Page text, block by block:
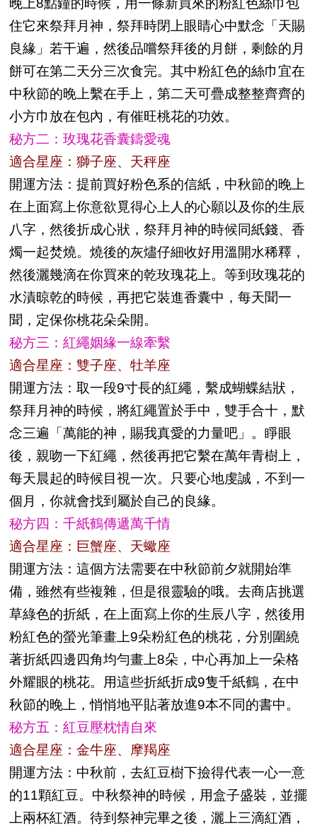
晚上8點鐘的時候，用一條新買來的粉紅色絲巾包
住它來祭拜月神，祭拜時閉上眼睛心中默念「天賜
良緣」若干遍，然後品嚐祭拜後的月餅，剩餘的月
餅可在第二天分三次食完。其中粉紅色的絲巾宜在
中秋節的晚上繫在手上，第二天可疊成整整齊齊的
小方巾放在包內，有催旺桃花的功效。
秘方二：玫瑰花香囊鑄愛魂
適合星座：獅子座、天秤座
開運方法：提前買好粉色系的信紙，中秋節的晚上
在上面寫上你意欲覓得心上人的心願以及你的生辰
八字，然後折成心狀，祭拜月神的時候同紙錢、香
燭一起焚燒。燒後的灰燼仔細收好用溫開水稀釋，
然後灑幾滴在你買來的乾玫瑰花上。等到玫瑰花的
水漬晾乾的時候，再把它裝進香囊中，每天聞一
聞，定保你桃花朵朵開。
秘方三：紅繩姻緣一線牽繫
適合星座：雙子座、牡羊座
開運方法：取一段9寸長的紅繩，繫成蝴蝶結狀，
祭拜月神的時候，將紅繩置於手中，雙手合十，默
念三遍「萬能的神，賜我真愛的力量吧」。睜眼
後，親吻一下紅繩，然後再把它繫在萬年青樹上，
每天晨起的時候目視一次。只要心地虔誠，不到一
個月，你就會找到屬於自己的良緣。
秘方四：千紙鶴傳遞萬千情
適合星座：巨蟹座、天蠍座
開運方法：這個方法需要在中秋節前夕就開始準
備，雖然有些複雜，但是很靈驗的哦。去商店挑選
草綠色的折紙，在上面寫上你的生辰八字，然後用
粉紅色的螢光筆畫上9朵粉紅色的桃花，分別圍繞
著折紙四邊四角均勻畫上8朵，中心再加上一朵格
外耀眼的桃花。用這些折紙折成9隻千紙鶴，在中
秋節的晚上，悄悄地平貼著放進9本不同的書中。
秘方五：紅豆壓枕情自來
適合星座：金牛座、摩羯座
開運方法：中秋前，去紅豆樹下撿得代表一心一意
的11顆紅豆。中秋祭神的時候，用盒子盛裝，並擺
上兩杯紅酒。待到祭神完畢之後，灑上三滴紅酒，